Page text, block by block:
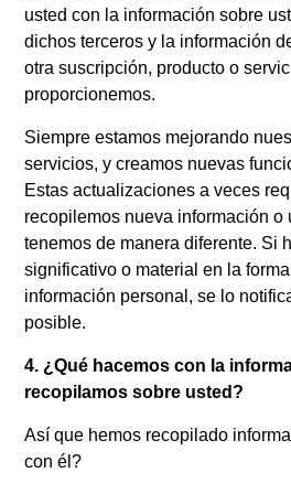
usted con la información sobre
dichos terceros y la información
otra suscripción, producto o
proporcionemos.
Siempre estamos mejorando
servicios, y creamos nuevas
Estas actualizaciones a veces
recopilemos nueva información o
tenemos de manera diferente. Si
significativo o material en la
información personal, se lo
posible.
4. ¿Qué hacemos con la
recopilamos sobre usted?
Así que hemos recopilado
con él?